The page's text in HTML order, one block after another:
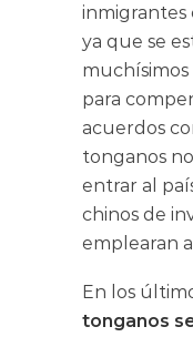
inmigrantes
ya que se
muchísimos
para
acuerdos
tonganos
entrar al
chinos de
emplearan
En los
tonganos